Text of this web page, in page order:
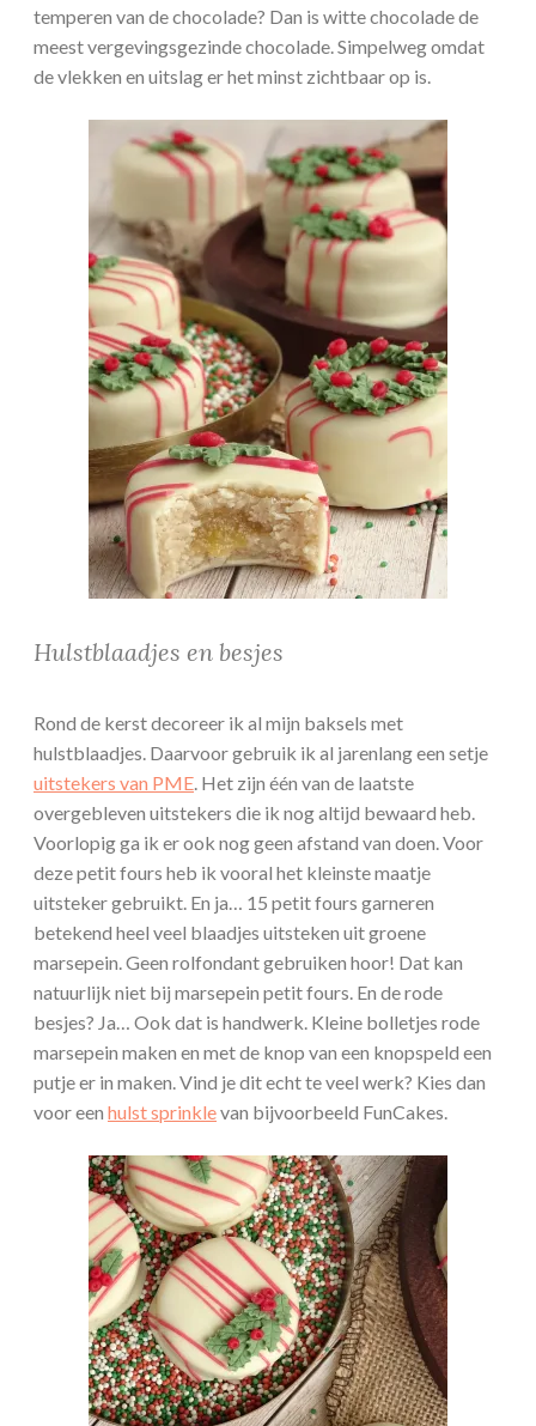
temperen van de chocolade? Dan is witte chocolade de
meest vergevingsgezinde chocolade. Simpelweg omdat
de vlekken en uitslag er het minst zichtbaar op is.
Hulstblaadjes en besjes
Rond de kerst decoreer ik al mijn baksels met
hulstblaadjes. Daarvoor gebruik ik al jarenlang een setje
uitstekers van PME. Het zijn één van de laatste
overgebleven uitstekers die ik nog altijd bewaard heb.
Voorlopig ga ik er ook nog geen afstand van doen. Voor
deze petit fours heb ik vooral het kleinste maatje
uitsteker gebruikt. En ja… 15 petit fours garneren
betekend heel veel blaadjes uitsteken uit groene
marsepein. Geen rolfondant gebruiken hoor! Dat kan
natuurlijk niet bij marsepein petit fours. En de rode
besjes? Ja… Ook dat is handwerk. Kleine bolletjes rode
marsepein maken en met de knop van een knopspeld een
putje er in maken. Vind je dit echt te veel werk? Kies dan
voor een hulst sprinklevan bijvoorbeeld FunCakes.